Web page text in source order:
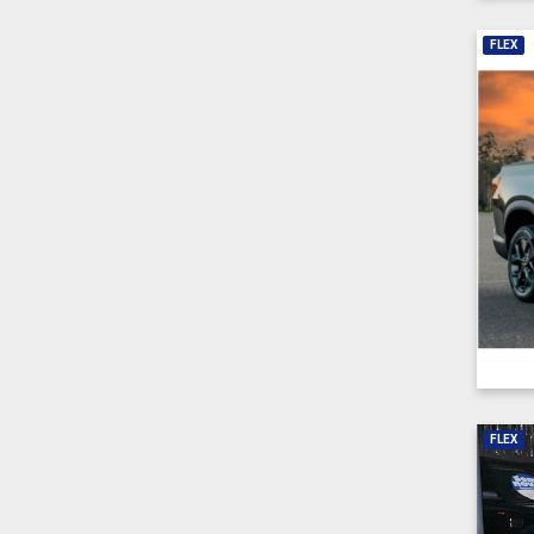
FLEX
FLEX